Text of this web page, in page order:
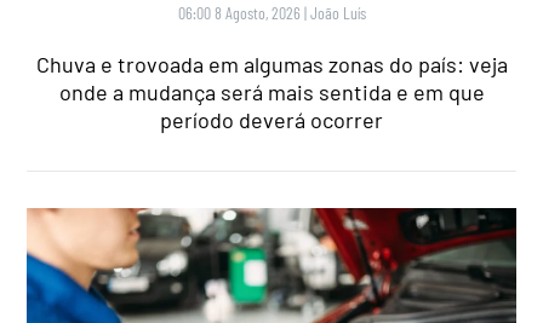
06:00 8 Agosto, 2026 |João Luís
Chuva e trovoada em algumas zonas do país: veja
onde a mudança será mais sentida e em que
período deverá ocorrer